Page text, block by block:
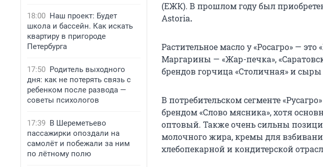
18:00 Наш проект: Будет
школа и бассейн. Как искать
квартиру в пригороде
Петербурга
17:50 Родитель выходного
дня: как не потерять связь с
ребенком после развода —
советы психологов
17:39 В Шереметьево
пассажирки опоздали на
самолёт и побежали за ним
по лётному полю
(ЕЖК). В прошлом году был
Astoria.
Растительное масло у «Росагро» — это
Маргарины — «Жар-печка»,
брендов горчица «Столичная» и
В потребительском сегменте
брендом «Слово мясника», хотя
оптовый. Также очень сильны
молочного жира, кремы для
хлебопекарной и кондитерской